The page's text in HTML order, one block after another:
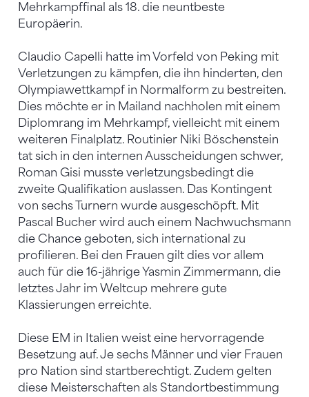
Mehrkampffinal als 18. die neuntbeste
Europäerin.
Claudio Capelli hatte im Vorfeld von Peking mit
Verletzungen zu kämpfen, die ihn hinderten, den
Olympiawettkampf in Normalform zu bestreiten.
Dies möchte er in Mailand nachholen mit einem
Diplomrang im Mehrkampf, vielleicht mit einem
weiteren Finalplatz. Routinier Niki Böschenstein
tat sich in den internen Ausscheidungen schwer,
Roman Gisi musste verletzungsbedingt die
zweite Qualifikation auslassen. Das Kontingent
von sechs Turnern wurde ausgeschöpft. Mit
Pascal Bucher wird auch einem Nachwuchsmann
die Chance geboten, sich international zu
profilieren. Bei den Frauen gilt dies vor allem
auch für die 16-jährige Yasmin Zimmermann, die
letztes Jahr im Weltcup mehrere gute
Klassierungen erreichte.
Diese EM in Italien weist eine hervorragende
Besetzung auf. Je sechs Männer und vier Frauen
pro Nation sind startberechtigt. Zudem gelten
diese Meisterschaften als Standortbestimmung